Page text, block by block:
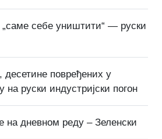
„саме себе уништити“ — руски
десетине повређених у
на руски индустријски погон
на дневном реду – Зеленски